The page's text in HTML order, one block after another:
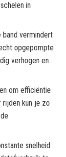
in
band vermindert
opgepompte
verhogen en
om efficiëntie
rijden kun je zo
snelheid